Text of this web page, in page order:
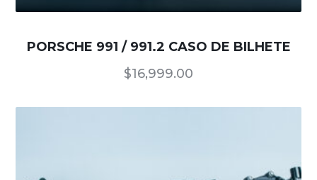
PORSCHE 991 / 991.2 CASO DE BILHETE
$16,999.00